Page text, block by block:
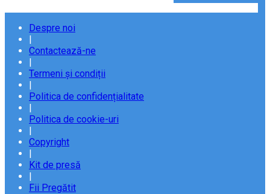
Despre noi
|
Contactează-ne
|
Termeni și condiții
|
Politica de confidențialitate
|
Politica de cookie-uri
|
Copyright
|
Kit de presă
|
Fii Pregătit